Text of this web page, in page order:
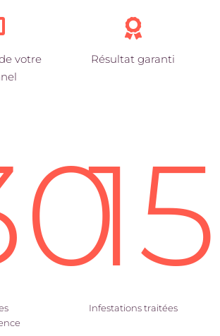
votre
Résultat garanti
Infestations traitées